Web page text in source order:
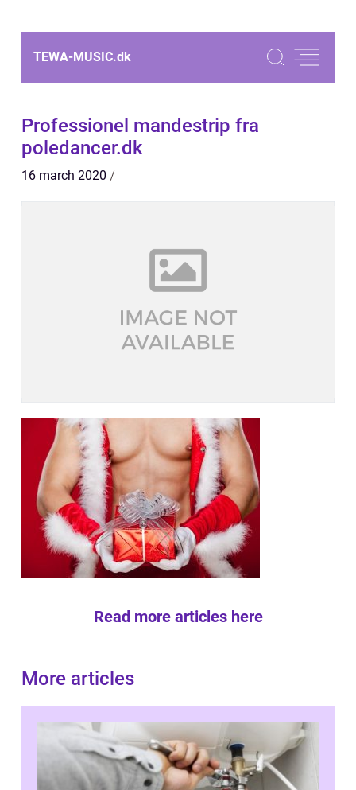
TEWA-MUSIC.dk
Professionel mandestrip fra
poledancer.dk
16 march 2020
Read more articles here
More articles